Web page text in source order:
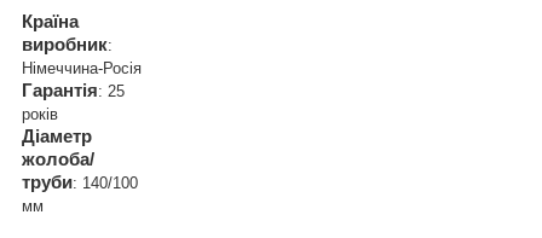
Країна
виробник:
Німеччина-Росія
Гарантія: 25
років
Діаметр
жолоба/
труби: 140/100
мм